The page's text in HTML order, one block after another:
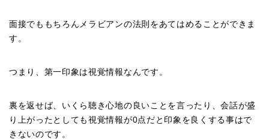
面接でももちろんメラビアンの法則をあてはめることができま
す。
つまり、第一印象は視覚情報なんです。
裏を返せば、いくら聴き心地の良いことを言ったり、会話が盛
り上がったとしても視覚情報が0点だと印象を良くする事はで
きないのです。